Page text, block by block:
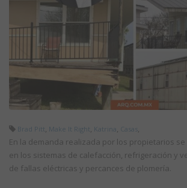
Brad Pitt , Make It Right , Katrina, Casas,
En la demanda realizada por los propietarios
en los sistemas de calefacción, refrigeración y
de fallas eléctricas y percances de plomería.